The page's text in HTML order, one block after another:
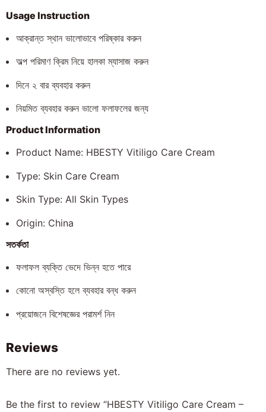
Usage Instruction
আক্রান্ত স্থান ভালোভাবে পরিষ্কার করুন
অল্প পরিমাণ ক্রিম নিয়ে হালকা ম্যাসাজ করুন
দিনে ২ বার ব্যবহার করুন
নিয়মিত ব্যবহার করুন ভালো ফলাফলের জন্য
Product Information
Product Name: HBESTY Vitiligo Care Cream
Type: Skin Care Cream
Skin Type: All Skin Types
Origin: China
সতর্কতা
ফলাফল ব্যক্তি ভেদে ভিন্ন হতে পারে
কোনো অস্বস্তি হলে ব্যবহার বন্ধ করুন
প্রয়োজনে বিশেষজ্ঞের পরামর্শ নিন
Reviews
There are no reviews yet.
Be the first to review “HBESTY Vitiligo Care Cream –